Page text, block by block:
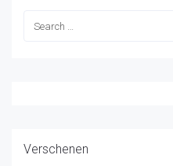
Verschenen